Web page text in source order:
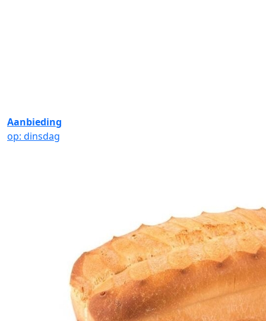
Aanbieding
op: dinsdag